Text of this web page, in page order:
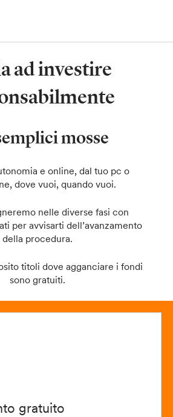
ad investire
mosse
e online, dal tuo pc o
dove vuoi, quando vuoi.
nelle diverse fasi con
per avvisarti dell’avanzamento
della procedura.
titoli dove agganciare i fondi
sono gratuiti.
gratuito